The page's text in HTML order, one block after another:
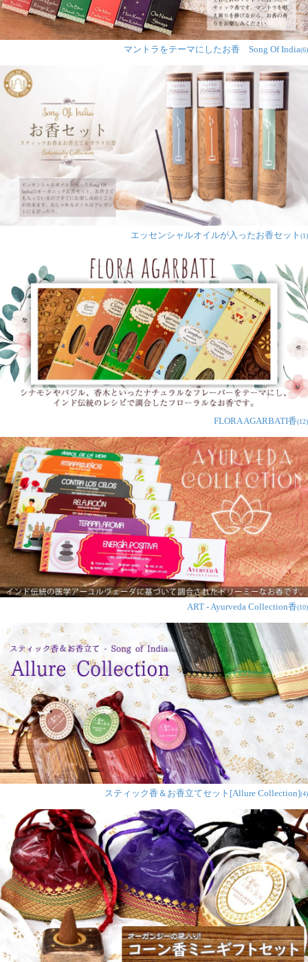
マントラをテーマにしたお香 Song Of India(6)
エッセンシャルオイルが入ったお香セット (1)
FLORA AGARBATI香(12)
ART - Ayurveda Collection香(10)
スティック香＆お香立てセット[Allure Collection](4)